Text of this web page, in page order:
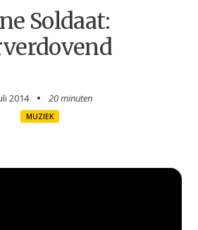
Soldaat:
2014 20 minuten
MUZIEK